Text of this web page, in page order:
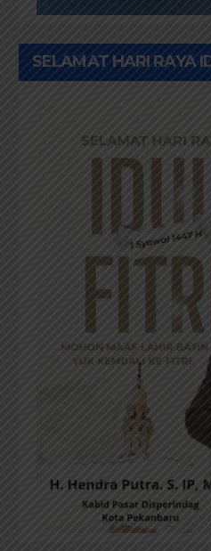
SELAMAT HARI RAYA